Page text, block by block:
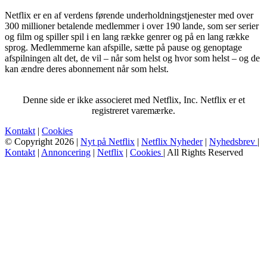
Netflix er en af verdens førende underholdningstjenester med over
300 millioner betalende medlemmer i over 190 lande, som ser serier
og film og spiller spil i en lang række genrer og på en lang række
sprog. Medlemmerne kan afspille, sætte på pause og genoptage
afspilningen alt det, de vil – når som helst og hvor som helst – og de
kan ændre deres abonnement når som helst.
Denne side er ikke associeret med Netflix, Inc. Netflix er et
registreret varemærke.
Kontakt | Cookies
© Copyright 2026 | Nyt på Netflix | Netflix Nyheder| Nyhedsbrev |
Kontakt | Annoncering | Netflix | Cookies | All Rights Reserved